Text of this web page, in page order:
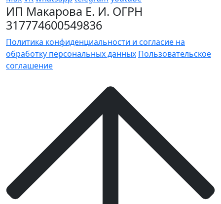
ИП Макарова Е. И. ОГРН
317774600549836
Политика конфиденциальности и согласие на
обработку персональных данных Пользовательское
соглашение